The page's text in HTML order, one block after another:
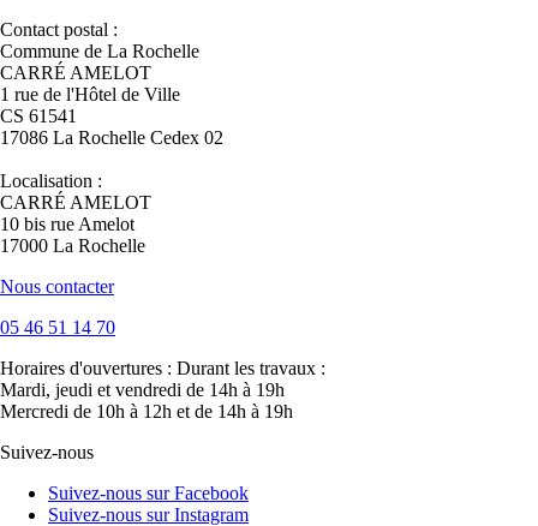
Contact postal :
Commune de La Rochelle
CARRÉ AMELOT
1 rue de l'Hôtel de Ville
CS 61541
17086 La Rochelle Cedex 02
Localisation :
CARRÉ AMELOT
10 bis rue Amelot
17000 La Rochelle
Nous contacter
05 46 51 14 70
Horaires d'ouvertures : Durant les travaux :
Mardi, jeudi et vendredi de 14h à 19h
Mercredi de 10h à 12h et de 14h à 19h
Suivez-nous
Suivez-nous sur Facebook
Suivez-nous sur Instagram